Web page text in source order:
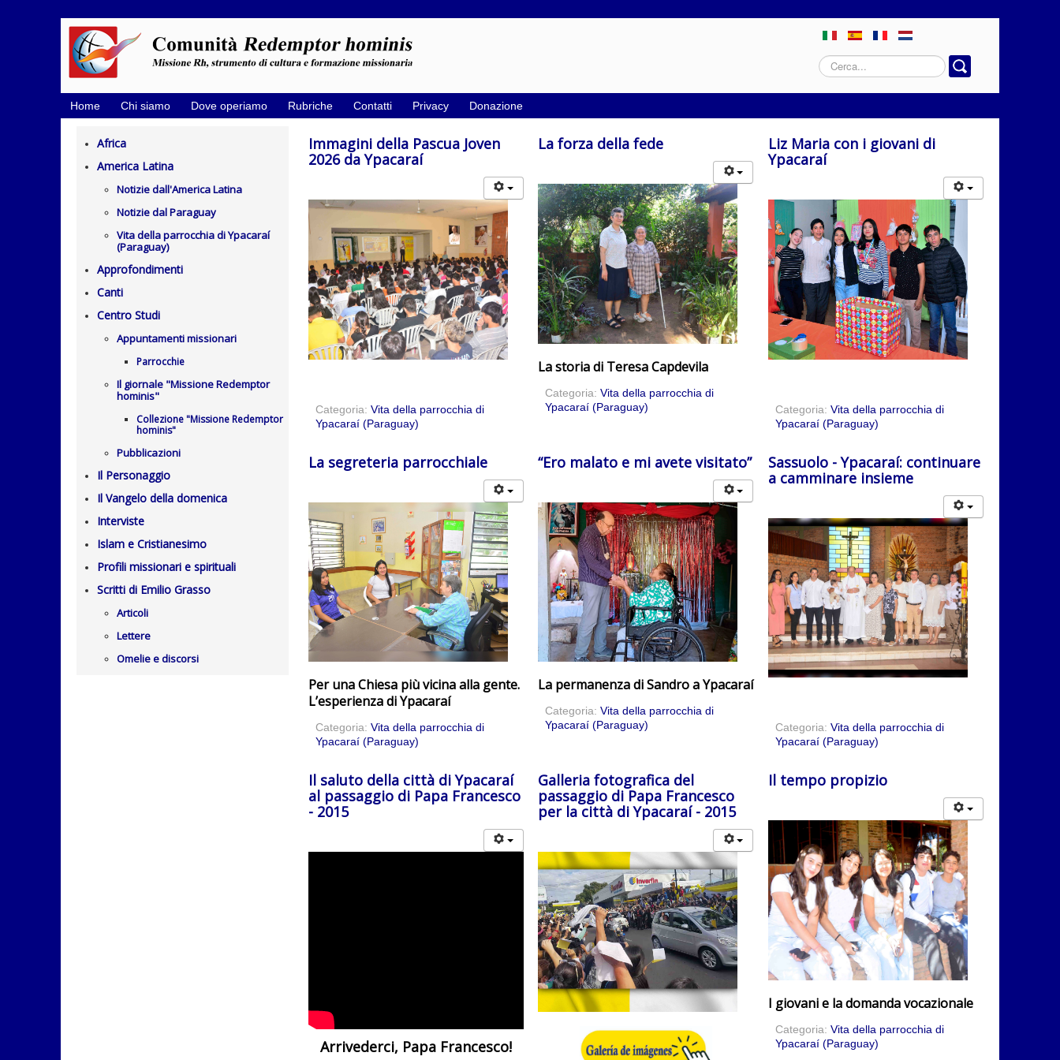
Cerca...
Home Chi siamo Dove operiamo Rubriche Contatti Privacy Donazione
Africa
America Latina
Notizie dall'America Latina
Notizie dal Paraguay
Vita della parrocchia di Ypacaraí
(Paraguay)
Approfondimenti
Canti
Centro Studi
Appuntamenti missionari
Parrocchie
Il giornale "Missione Redemptor
hominis"
Collezione "Missione Redemptor
hominis"
Pubblicazioni
Il Personaggio
Il Vangelo della domenica
Interviste
Islam e Cristianesimo
Profili missionari e spirituali
Scritti di Emilio Grasso
Articoli
Lettere
Omelie e discorsi
Immagini della Pascua Joven
2026 da Ypacaraí
Categoria: Vita della parrocchia di
Ypacaraí (Paraguay)
La forza della fede
La storia di Teresa Capdevila
Categoria:Vita della parrocchia di
Ypacaraí (Paraguay)
Liz Maria con i giovani di
Ypacaraí
Categoria: Vita della parrocchia di
Ypacaraí (Paraguay)
La segreteria parrocchiale
Per una Chiesa più vicina alla gente.
L’esperienza di Ypacaraí
Categoria: Vita della parrocchia di
Ypacaraí (Paraguay)
“Ero malato e mi avete visitato”
La permanenza di Sandro a Ypacaraí
Categoria:Vita della parrocchia di
Ypacaraí (Paraguay)
Sassuolo - Ypacaraí: continuare
a camminare insieme
Categoria: Vita della parrocchia di
Ypacaraí (Paraguay)
Il saluto della città di Ypacaraí
al passaggio di Papa Francesco
- 2015
Arrivederci, Papa Francesco!
Galleria fotografica del
passaggio di Papa Francesco
per la città di Ypacaraí - 2015
Il tempo propizio
I giovani e la domanda vocazionale
Categoria: Vita della parrocchia di
Ypacaraí (Paraguay)